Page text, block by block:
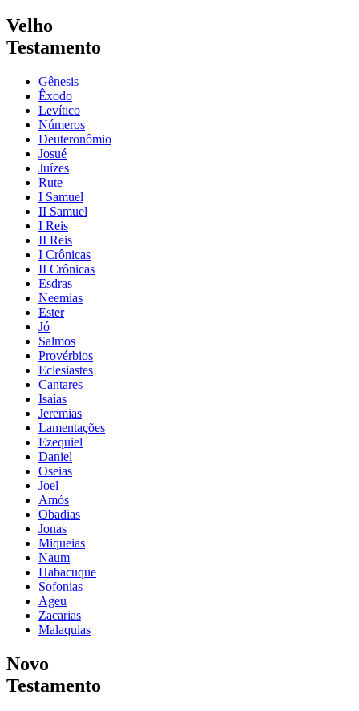
Velho
Testamento
Gênesis
Êxodo
Levítico
Números
Deuteronômio
Josué
Juízes
Rute
I Samuel
II Samuel
I Reis
II Reis
I Crônicas
II Crônicas
Esdras
Neemias
Ester
Jó
Salmos
Provérbios
Eclesiastes
Cantares
Isaías
Jeremias
Lamentações
Ezequiel
Daniel
Oseias
Joel
Amós
Obadias
Jonas
Miqueias
Naum
Habacuque
Sofonias
Ageu
Zacarias
Malaquias
Novo
Testamento